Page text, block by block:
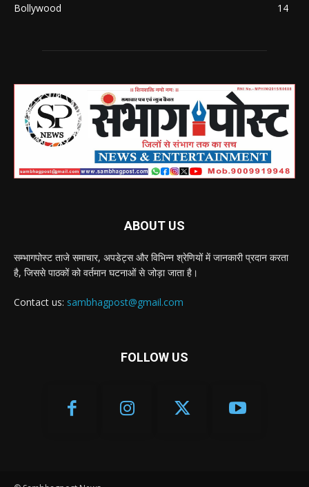
Bollywood
14
ABOUT US
सम्भागपोस्ट ताजे समाचार, अपडेट्स और विभिन्न श्रेणियों में जानकारी प्रदान करता
है, जिससे पाठकों को वर्तमान घटनाओं से जोड़ा जाता है।
Contact us: sambhagpost@gmail.com
FOLLOW US